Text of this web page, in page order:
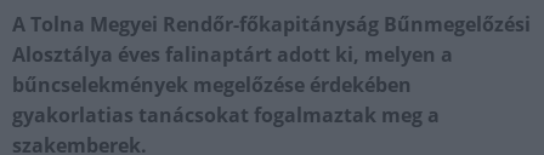
A Tolna Megyei Rendőr-főkapitányság Bűnmegelőzési
Alosztálya éves falinaptárt adott ki, melyen a
bűncselekmények megelőzése érdekében
gyakorlatias tanácsokat fogalmaztak meg a
szakemberek.